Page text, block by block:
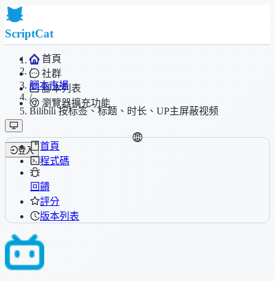
ScriptCat
首頁
社群
腳本列表
瀏覽器擴充功能
登入
/
腳本市場
/
Bilibili 按标签、标题、时长、UP主屏蔽视频
首頁
程式碼
回饋
評分
版本列表